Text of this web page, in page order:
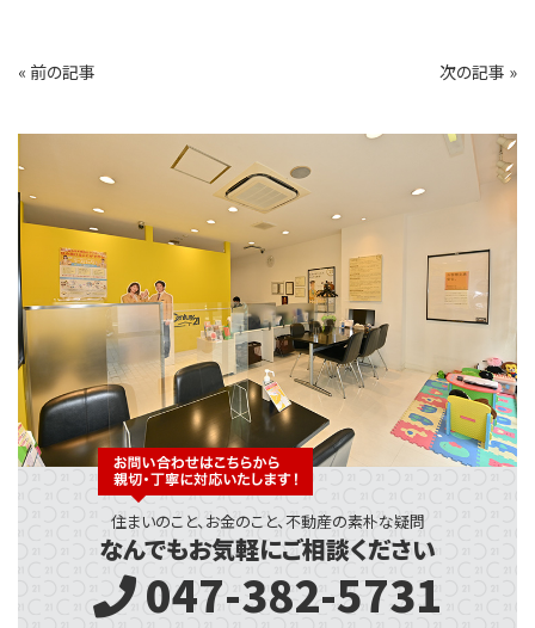
« 前の記事 次の記事 »
住まいのこと、お金のこと、不動産の素朴な疑問
なんでもお気軽にご相談ください
047-382-5731